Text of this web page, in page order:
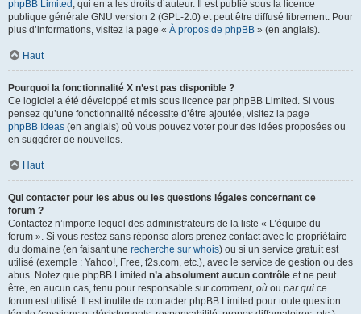
phpBB Limited , qui en a les droits d’auteur. Il est publié sous la licence
publique générale GNU version 2 (GPL-2.0) et peut être diffusé librement. Pour
plus d’informations, visitez la page « À propos de phpBB » (en anglais).
Haut
Pourquoi la fonctionnalité X n’est pas disponible ?
Ce logiciel a été développé et mis sous licence par phpBB Limited. Si vous
pensez qu’une fonctionnalité nécessite d’être ajoutée, visitez la page
phpBB Ideas (en anglais) où vous pouvez voter pour des idées proposées ou
en suggérer de nouvelles.
Haut
Qui contacter pour les abus ou les questions légales concernant ce
forum ?
Contactez n’importe lequel des administrateurs de la liste « L’équipe du
forum ». Si vous restez sans réponse alors prenez contact avec le propriétaire
du domaine (en faisant une recherche sur whois) ou si un service gratuit est
utilisé (exemple : Yahoo!, Free, f2s.com, etc.), avec le service de gestion ou des
abus. Notez que phpBB Limited n’a absolument aucun contrôle et ne peut
être, en aucun cas, tenu pour responsable sur comment, où ou par qui ce
forum est utilisé. Il est inutile de contacter phpBB Limited pour toute question